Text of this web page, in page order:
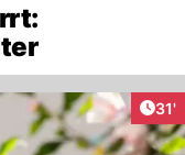
31'